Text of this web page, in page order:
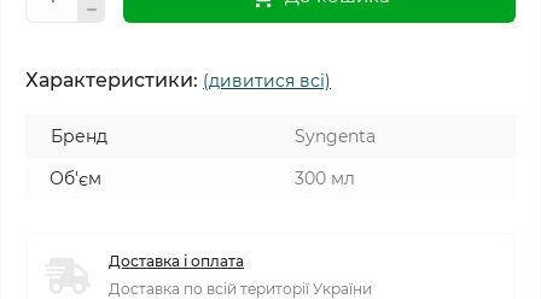
Характеристики: (дивитися всі)
Бренд
Syngenta
Об'єм
300 мл
Доставка і оплата
Доставка по всій території України